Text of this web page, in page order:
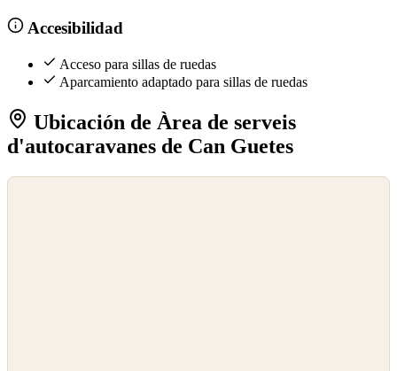
Accesibilidad
Acceso para sillas de ruedas
Aparcamiento adaptado para sillas de ruedas
Ubicación de Àrea de serveis
d'autocaravanes de Can Guetes